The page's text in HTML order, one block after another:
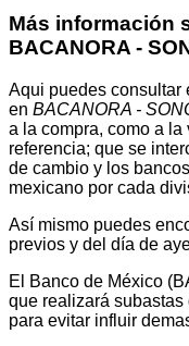
Más información
BACANORA -
Aqui puedes consultar
en BACANORA -
a la compra, como a
referencia; que se
de cambio y los
mexicano por cada
Así mismo puedes
previos y del día de
El Banco de México
que realizará
para evitar influir